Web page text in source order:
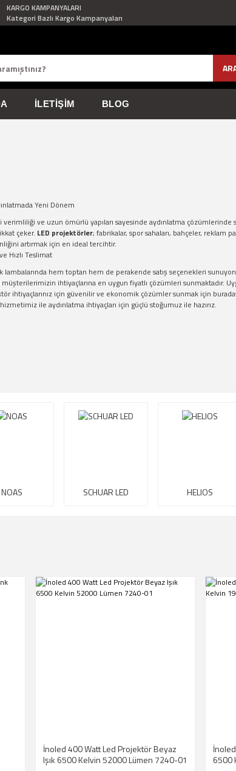
KARGO KAMPANYALARI
Kategori Bazlı Kargo Kampanyaları
İLETIŞIM BLOG
Yeni Dönem
ve uzun ömürlü yapıları sayesinde aydınlatma
çeker. LED projektörler; fabrikalar, spor sahaları, bahçeler, reklam
artırmak için en ideal tercihtir.
Hızlı Teslimat
hem toptan hem de perakende satış seçenekleri
müşterilerimizin ihtiyaçlarına en uygun fiyatlı çözümleri
ihtiyaçlarınız için güvenilir ve ekonomik çözümler sunmak için
hizmetimiz ile aydınlatma ihtiyaçları için güçlü stoğumuz ile hazırız.
NOAS SCHUAR LED HELIOS
İnoled 400 Watt Led Projektör Beyaz
Işık 6500 Kelvin 52000 Lümen 7240-01
İnoled 20 Watt Led Projektör Beyaz Işık
6500